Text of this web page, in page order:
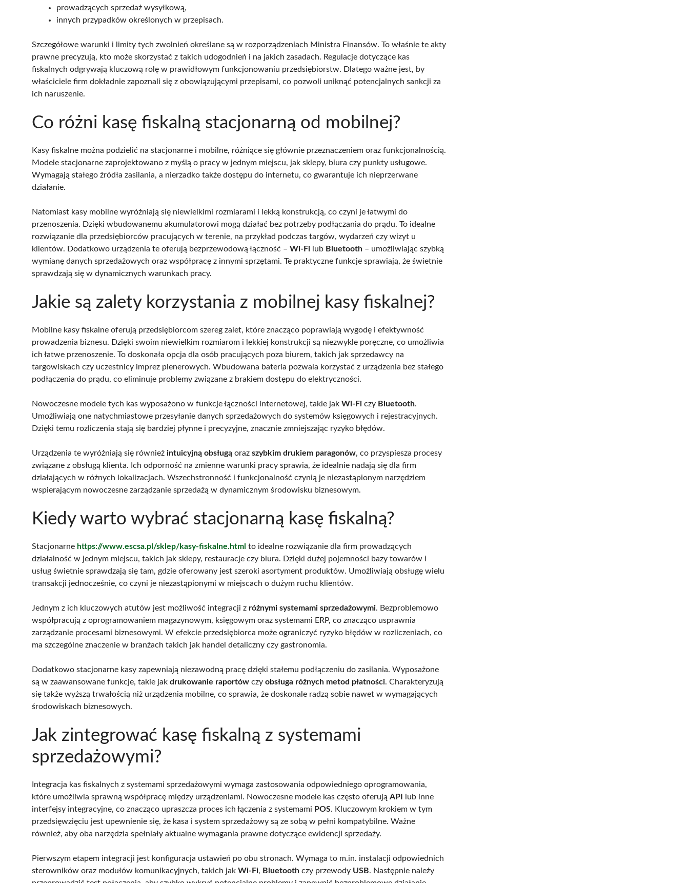
prowadzących sprzedaż wysyłkową,
innych przypadków określonych w przepisach.
Szczegółowe warunki i limity tych zwolnień określane są w rozporządzeniach Ministra Finansów. To właśnie te akty
prawne precyzują, kto może skorzystać z takich udogodnień i na jakich zasadach. Regulacje dotyczące kas
fiskalnych odgrywają kluczową rolę w prawidłowym funkcjonowaniu przedsiębiorstw. Dlatego ważne jest, by
właściciele firm dokładnie zapoznali się z obowiązującymi przepisami, co pozwoli uniknąć potencjalnych sankcji za
ich naruszenie.
Co różni kasę fiskalną stacjonarną od mobilnej?
Kasy fiskalne można podzielić na stacjonarne i mobilne, różniące się głównie przeznaczeniem oraz funkcjonalnością.
Modele stacjonarne zaprojektowano z myślą o pracy w jednym miejscu, jak sklepy, biura czy punkty usługowe.
Wymagają stałego źródła zasilania, a nierzadko także dostępu do internetu, co gwarantuje ich nieprzerwane
działanie.
Natomiast kasy mobilne wyróżniają się niewielkimi rozmiarami i lekką konstrukcją, co czyni je łatwymi do
przenoszenia. Dzięki wbudowanemu akumulatorowi mogą działać bez potrzeby podłączania do prądu. To idealne
rozwiązanie dla przedsiębiorców pracujących w terenie, na przykład podczas targów, wydarzeń czy wizyt u
klientów. Dodatkowo urządzenia te oferują bezprzewodową łączność – Wi-Fi lub Bluetooth – umożliwiając szybką
wymianę danych sprzedażowych oraz współpracę z innymi sprzętami. Te praktyczne funkcje sprawiają, że świetnie
sprawdzają się w dynamicznych warunkach pracy.
Jakie są zalety korzystania z mobilnej kasy fiskalnej?
Mobilne kasy fiskalne oferują przedsiębiorcom szereg zalet, które znacząco poprawiają wygodę i efektywność
prowadzenia biznesu. Dzięki swoim niewielkim rozmiarom i lekkiej konstrukcji są niezwykle poręczne, co umożliwia
ich łatwe przenoszenie. To doskonała opcja dla osób pracujących poza biurem, takich jak sprzedawcy na
targowiskach czy uczestnicy imprez plenerowych. Wbudowana bateria pozwala korzystać z urządzenia bez stałego
podłączenia do prądu, co eliminuje problemy związane z brakiem dostępu do elektryczności.
Nowoczesne modele tych kas wyposażono w funkcje łączności internetowej, takie jak Wi-Fi czy Bluetooth.
Umożliwiają one natychmiastowe przesyłanie danych sprzedażowych do systemów księgowych i rejestracyjnych.
Dzięki temu rozliczenia stają się bardziej płynne i precyzyjne, znacznie zmniejszając ryzyko błędów.
Urządzenia te wyróżniają się również intuicyjną obsługą oraz szybkim drukiem paragonów, co przyspiesza procesy
związane z obsługą klienta. Ich odporność na zmienne warunki pracy sprawia, że idealnie nadają się dla firm
działających w różnych lokalizacjach. Wszechstronność i funkcjonalność czynią je niezastąpionym narzędziem
wspierającym nowoczesne zarządzanie sprzedażą w dynamicznym środowisku biznesowym.
Kiedy warto wybrać stacjonarną kasę fiskalną?
Stacjonarne https://www.escsa.pl/sklep/kasy-fiskalne.html to idealne rozwiązanie dla firm prowadzących
działalność w jednym miejscu, takich jak sklepy, restauracje czy biura. Dzięki dużej pojemności bazy towarów i
usług świetnie sprawdzają się tam, gdzie oferowany jest szeroki asortyment produktów. Umożliwiają obsługę wielu
transakcji jednocześnie, co czyni je niezastąpionymi w miejscach o dużym ruchu klientów.
Jednym z ich kluczowych atutów jest możliwość integracji z różnymi systemami sprzedażowymi. Bezproblemowo
współpracują z oprogramowaniem magazynowym, księgowym oraz systemami ERP, co znacząco usprawnia
zarządzanie procesami biznesowymi. W efekcie przedsiębiorca może ograniczyć ryzyko błędów w rozliczeniach, co
ma szczególne znaczenie w branżach takich jak handel detaliczny czy gastronomia.
Dodatkowo stacjonarne kasy zapewniają niezawodną pracę dzięki stałemu podłączeniu do zasilania. Wyposażone
są w zaawansowane funkcje, takie jak drukowanie raportów czy obsługa różnych metod płatności. Charakteryzują
się także wyższą trwałością niż urządzenia mobilne, co sprawia, że doskonale radzą sobie nawet w wymagających
środowiskach biznesowych.
Jak zintegrować kasę fiskalną z systemami
sprzedażowymi?
Integracja kas fiskalnych z systemami sprzedażowymi wymaga zastosowania odpowiedniego oprogramowania,
które umożliwia sprawną współpracę między urządzeniami. Nowoczesne modele kas często oferują API
lub inne
interfejsy integracyjne, co znacząco upraszcza proces ich łączenia z systemami POS. Kluczowym krokiem w tym
przedsięwzięciu jest upewnienie się, że kasa i system sprzedażowy są ze sobą w pełni kompatybilne. Ważne
również, aby oba narzędzia spełniały aktualne wymagania prawne dotyczące ewidencji sprzedaży.
Pierwszym etapem integracji jest konfiguracja ustawień po obu stronach. Wymaga to m.in. instalacji odpowiednich
sterowników oraz modułów komunikacyjnych, takich jak Wi-Fi, Bluetooth czy przewody USB. Następnie należy